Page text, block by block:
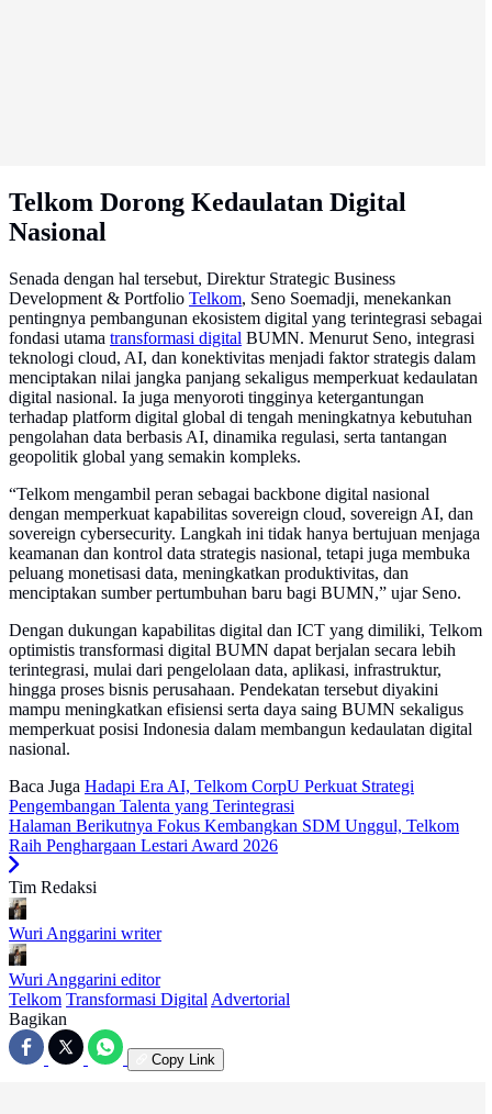
Telkom Dorong Kedaulatan Digital
Nasional
Senada dengan hal tersebut, Direktur Strategic Business
Development & Portfolio Telkom, Seno Soemadji, menekankan
pentingnya pembangunan ekosistem digital yang terintegrasi sebagai
fondasi utama transformasi digital BUMN. Menurut Seno, integrasi
teknologi cloud, AI, dan konektivitas menjadi faktor strategis dalam
menciptakan nilai jangka panjang sekaligus memperkuat kedaulatan
digital nasional. Ia juga menyoroti tingginya ketergantungan
terhadap platform digital global di tengah meningkatnya kebutuhan
pengolahan data berbasis AI, dinamika regulasi, serta tantangan
geopolitik global yang semakin kompleks.
“Telkom mengambil peran sebagai backbone digital nasional
dengan memperkuat kapabilitas sovereign cloud, sovereign AI, dan
sovereign cybersecurity. Langkah ini tidak hanya bertujuan menjaga
keamanan dan kontrol data strategis nasional, tetapi juga membuka
peluang monetisasi data, meningkatkan produktivitas, dan
menciptakan sumber pertumbuhan baru bagi BUMN,” ujar Seno.
Dengan dukungan kapabilitas digital dan ICT yang dimiliki, Telkom
optimistis transformasi digital BUMN dapat berjalan secara lebih
terintegrasi, mulai dari pengelolaan data, aplikasi, infrastruktur,
hingga proses bisnis perusahaan. Pendekatan tersebut diyakini
mampu meningkatkan efisiensi serta daya saing BUMN sekaligus
memperkuat posisi Indonesia dalam membangun kedaulatan digital
nasional.
Baca Juga Hadapi Era AI, Telkom CorpU Perkuat Strategi
Pengembangan Talenta yang Terintegrasi
Halaman Berikutnya Fokus Kembangkan SDM Unggul, Telkom
Raih Penghargaan Lestari Award 2026
Tim Redaksi
Wuri Anggarini writer
Wuri Anggarini editor
Telkom Transformasi Digital Advertorial
Bagikan
Copy Link